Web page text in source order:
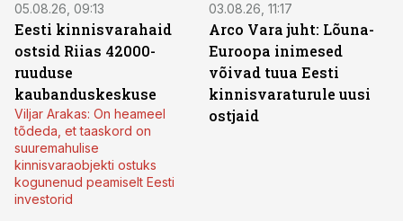
05.08.26, 09:13
Eesti kinnisvarahaid
ostsid Riias 42000-
ruuduse
kaubanduskeskuse
Viljar Arakas: On heameel
tõdeda, et taaskord on
suuremahulise
kinnisvaraobjekti ostuks
kogunenud peamiselt Eesti
investorid
03.08.26, 11:17
Arco Vara juht: Lõuna-
Euroopa inimesed
võivad tuua Eesti
kinnisvaraturule uusi
ostjaid